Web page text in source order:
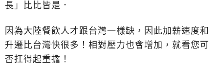
長」比比皆是．
因為大陸餐飲人才跟台灣一樣缺，因此加薪速度和
升遷比台灣快很多！相對壓力也會增加，就看您可
否扛得起重擔！